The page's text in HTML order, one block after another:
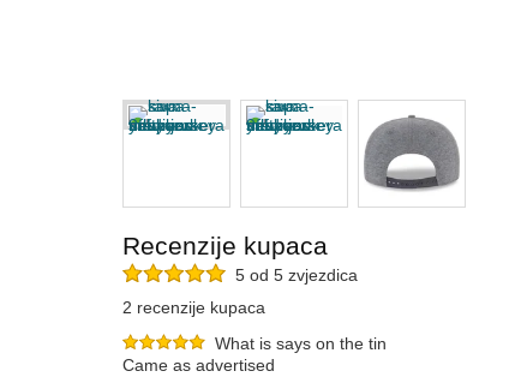
Recenzije kupaca
5 od 5 zvjezdica
2 recenzije kupaca
What is says on the tin
Came as advertised